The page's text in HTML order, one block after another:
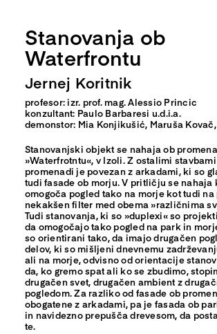
Stanovanja ob
Waterfrontu
Jernej Koritnik
profesor: izr. prof. mag. Alessio Princic
konzultant: Paulo Barbaresi u.d.i.a.
demonstor: Mia Konjikušić, Maruša
Stanovanjski objekt se nahaja ob
»Waterfrotntu«, v Izoli. Z ostalimi
promenadi je povezan z arkadami, ki so
tudi fasade ob morju. V pritličju se
omogoča pogled tako na morje kot tudi na
nekakšen filter med obema »različnima
Tudi stanovanja, ki so »duplexi« so
da omogočajo tako pogled na park in
so orientirani tako, da imajo drugačen
delov, ki so mišljeni dnevnemu
ali na morje, odvisno od orientacije
da, ko gremo spat ali ko se zbudimo,
drugačen svet, drugačen ambient z
pogledom. Za razliko od fasade ob
obogatene z arkadami, pa je fasada ob
in navidezno prepušča drevesom, da
te.